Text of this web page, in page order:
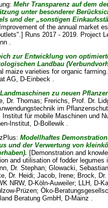
Mehr Transparenz auf dem
unter besonderer
und der „sonstigen
of the annual market
Runs 2017 - 2019. Project
.
zur Entwicklung von
Landbau
maize varieties for organic
AG, D-Einbeck .
zu neuen
Dr. Thomas; Frerichs, Prof. Dr.
im
für mobile Maschinen und
Institut, D-Bollewik .
Modellhaftes
und der Verwertung von
[Demonstration and
and utilisation of fodder legumes
Dr. Stephan;Glowacki,
Dr. Heidi;Jacob, Irene; Brock,
NRW, D-Köln-Auweiler; LLH, D-
Prüzen; Öko-
Beratung GmbH, D-Mainz .